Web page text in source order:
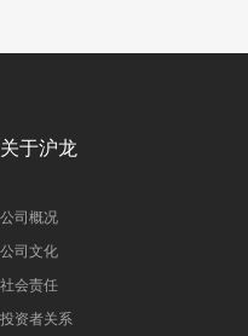
关于沪龙
公司概况
公司文化
社会责任
投资者关系